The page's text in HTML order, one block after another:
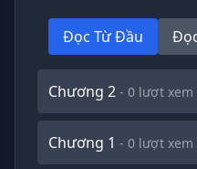
Đọc Từ Đầu
Chương 2 - 0 lượt
Chương 1 - 0 lượt